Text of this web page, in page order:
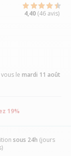
le mardi 11 août
19%
sous 24h (jours
4,40 (46 avis)